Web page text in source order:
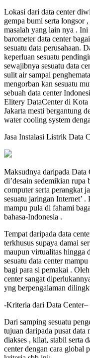
Lokasi dari data center
gempa bumi serta longsor
masalah yang lain nya .
barometer data center
sesuatu data perusahaan.
keperluan sesuatu
sewajibnya sesuatu data
sulit air sampai
mengorban kan sesuatu
sebuah data center
Elitery DataCenter di Kota
Jakarta mesti bergantung
water cooling system
Jasa Instalasi Listrik Data
Maksudnya daripada Data
di’desain sedemikian rupa
computer serta perangkat
sesuatu jaringan Internet’
mampu pula di fahami
bahasa-Indonesia .
Tempat daripada data
terkhusus supaya damai
maupun virtualitas hingga
sesuatu data center
bagi para si pemakai .
center sangat
yng berpengalaman
-Kriteria dari Data Center–
Dari samping sesuatu
tujuan daripada pusat data
diakses , kilat, stabil serta
center dengan cara global